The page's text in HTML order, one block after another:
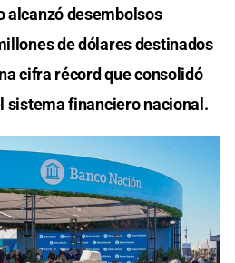
alcanzó desembolsos
de dólares destinados
cifra récord que consolidó
sistema financiero nacional.